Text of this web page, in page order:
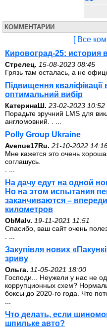
КОММЕНТАРИИ
[ Все
Кировоград-25: история
Стрелец. 15-08-2023 08:45
Грязь там осталась, а не
Підвищення
оптимальний вибір
КатеринаШ. 23-02-2023 10:52
Порадьте зручний LMS для
англомовний. . ...
Polly Group Ukraine
Avenue17Ru. 21-10-2022
Мне кажется это очень
соглашусь.
На дачу едут на одной
Но на этом испытания
заканчиваются –
километров
ОbMalv. 19-11-2021 11:51
Спасибо, ваш сайт очень
Закупівля нових
зриву
Ольга. 11-05-2021 18:00
Господи... Неужели у нас не
коррупционных схем?
боксы до 2020-го года. Что
Что делать, если
шпильке авто?